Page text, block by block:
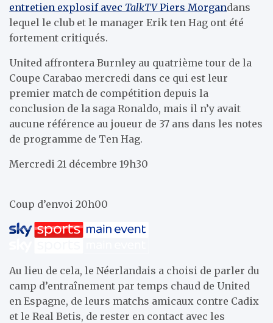
entretien explosif avec TalkTVPiers Morgandans
lequel le club et le manager Erik ten Hag ont été
fortement critiqués.
United affrontera Burnley au quatrième tour de la
Coupe Carabao mercredi dans ce qui est leur
premier match de compétition depuis la
conclusion de la saga Ronaldo, mais il n’y avait
aucune référence au joueur de 37 ans dans les notes
de programme de Ten Hag.
Mercredi 21 décembre 19h30
Coup d’envoi 20h00
Au lieu de cela, le Néerlandais a choisi de parler du
camp d’entraînement par temps chaud de United
en Espagne, de leurs matchs amicaux contre Cadix
et le Real Betis, de rester en contact avec les